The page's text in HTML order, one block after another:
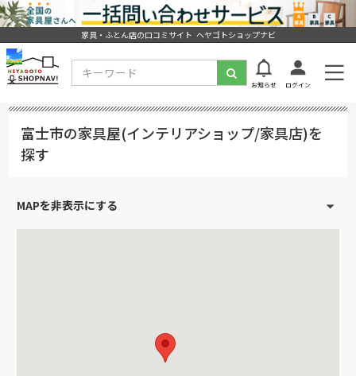
家具・ふとん店の口コミサイト ヘヤゴトショップナビ
お知らせ ログイン
富士市の家具屋(インテリアショップ/家具店)を
探す